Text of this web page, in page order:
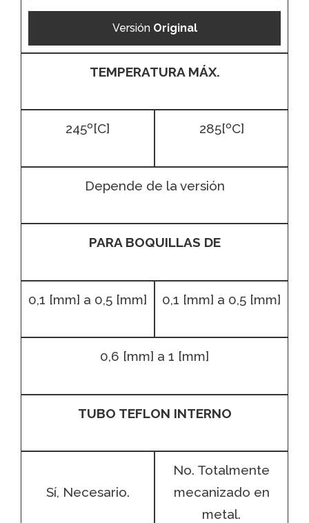
Versión Original
TEMPERATURA MÁX.
245º[C] 285[ºC]
Depende de la versión
PARA BOQUILLAS DE
0,1 [mm] a 0,5 [mm] 0,1 [mm] a 0,5 [mm]
0,6 [mm] a 1 [mm]
TUBO TEFLON INTERNO
Sí, Necesario.
No. Totalmente
mecanizado en
metal.